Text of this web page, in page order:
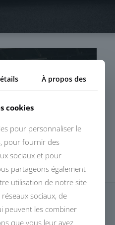
À propos des
cookies
pour personnaliser le
pour fournir des
sociaux et pour
partageons également
utilisation de notre site
sociaux, de
peuvent les combiner
que vous leur avez